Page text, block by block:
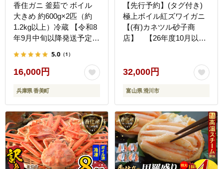
香住ガニ 釜茹で ボイル
大きめ 約600g×2匹（約
1.2kg以上）冷蔵 【令和8
年9月中旬以降発送予定】
5.0 （1）
16,000円
兵庫県 香美町
【先行予約】(タグ付き)
極上ボイル紅ズワイガニ
【(有)カネツル砂子商
店】 【26年度10月以降
32,000円
富山県 滑川市